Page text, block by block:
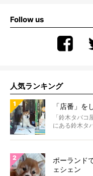
Follow us
人気ランキング
「店番」
「鈴木タバ
にある鈴木タ
ポーランド
ェシェン